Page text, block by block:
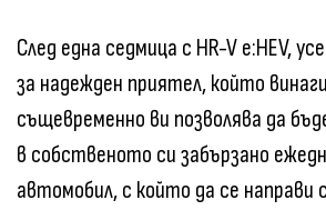
След една седмица с HR-V e:HEV,
за надежден приятел, който
същевременно ви позволява да
в собственото си забързано
автомобил, с който да се направи